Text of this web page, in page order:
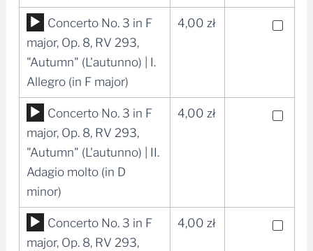
Odtwarzacz
plików
dźwiękowych
Concerto No. 3 in F
major, Op. 8, RV 293,
"Autumn" (L'autunno) | I.
Allegro (in F major)
4,00 zł
Odtwarzacz
plików
dźwiękowych
Concerto No. 3 in F
major, Op. 8, RV 293,
"Autumn" (L'autunno) | II.
Adagio molto (in D
minor)
4,00 zł
Odtwarzacz
plików
Concerto No. 3 in F
major, Op. 8, RV 293,
4,00 zł